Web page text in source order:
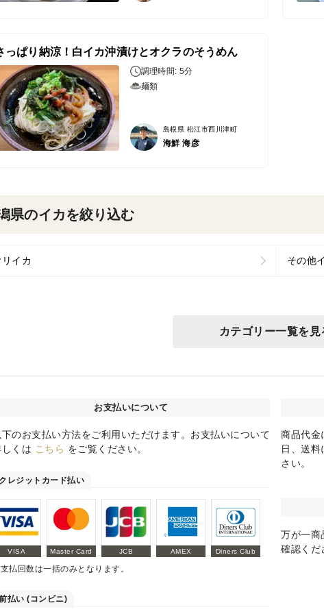
っぱり納涼！白イカ沖漬けとオクラのそうめん
調理時間: 5分
麺類
島根県 松江市西川津町
海鮮 海彦
県のイカを絞り込む
リイカ その他
カテゴリー一覧を見
お支払いについて
下のお支払い方法をご利用いただけます。お支払いについて
くは こちら をご覧ください。
クレジットカード払い
VISA Master Card JCB AMEX Diners Club
払回数は一括のみとなります。
払い (コンビニ)
商品代金
日、送
さい。
万が一商
確認くだ